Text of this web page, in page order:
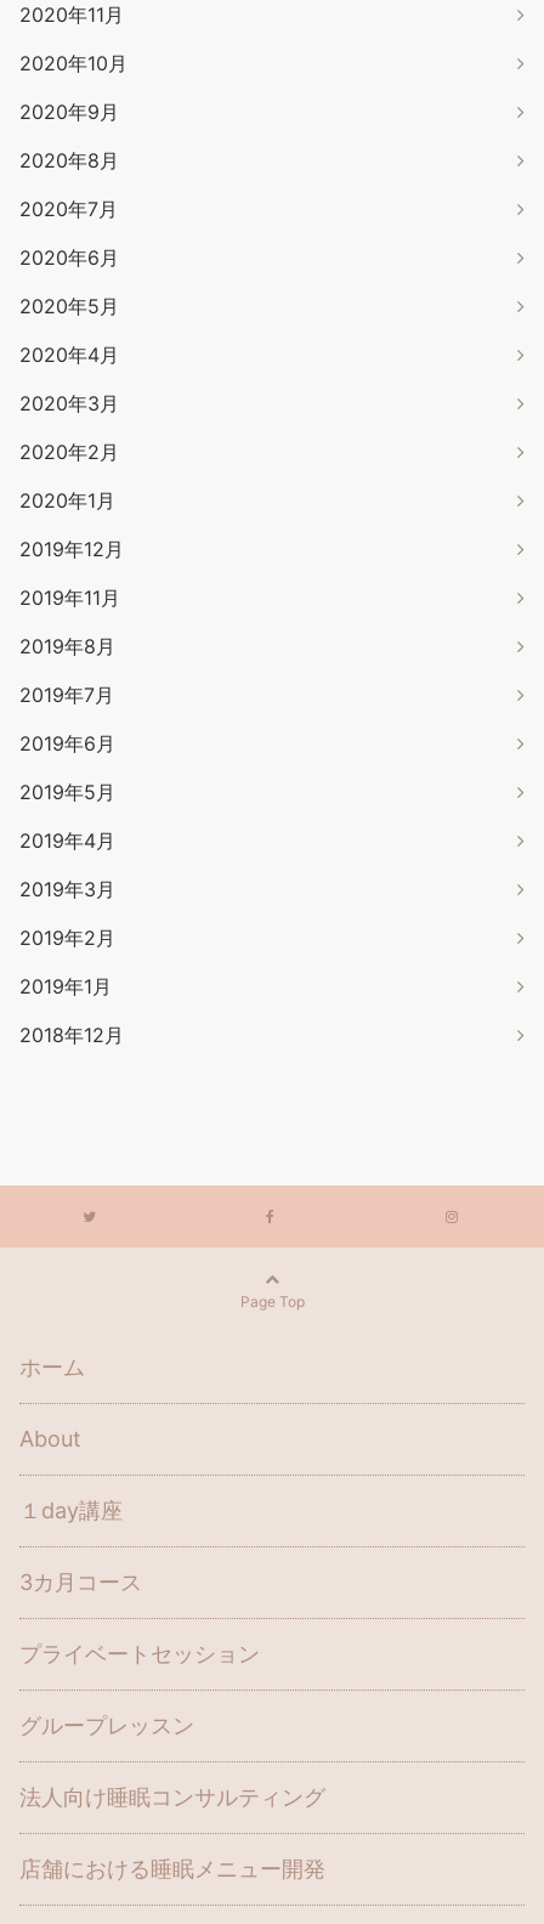
2020年11月
2020年10月
2020年9月
2020年8月
2020年7月
2020年6月
2020年5月
2020年4月
2020年3月
2020年2月
2020年1月
2019年12月
2019年11月
2019年8月
2019年7月
2019年6月
2019年5月
2019年4月
2019年3月
2019年2月
2019年1月
2018年12月
Page Top
ホーム
About
１day講座
3カ月コース
プライベートセッション
グループレッスン
法人向け睡眠コンサルティング
店舗における睡眠メニュー開発